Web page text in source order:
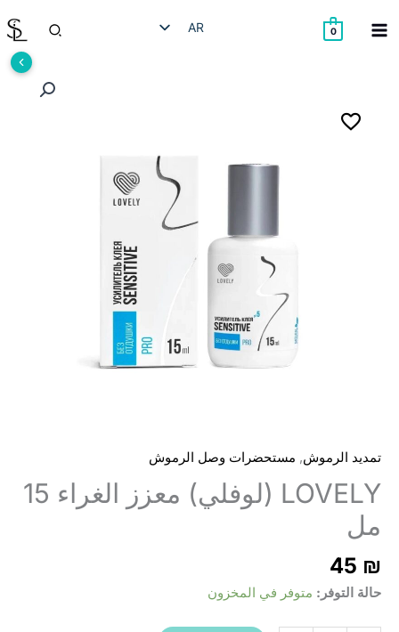
إلى
0
AR
البحث
تمديد الرموش, مستحضرات وصل الرموش
LOVELY (لوفلي) معزز الغراء 15
مل
45 ₪
حالة التوفر: متوفر في المخزون